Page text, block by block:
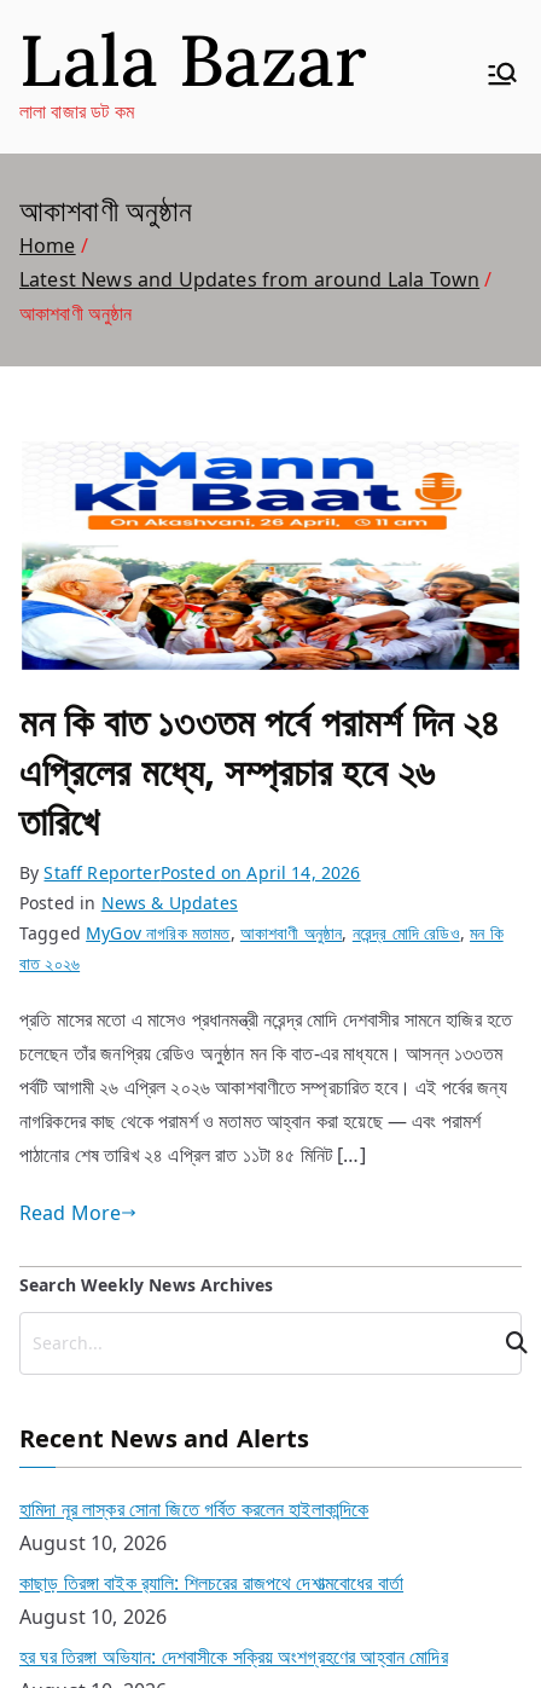
content
Lala Bazar
লালা বাজার ডট কম
আকাশবাণী অনুষ্ঠান
Home
Latest News and Updates from around Lala Town
আকাশবাণী অনুষ্ঠান
মন কি বাত ১৩৩তম পর্বে পরামর্শ দিন ২৪
এপ্রিলের মধ্যে, সম্প্রচার হবে ২৬
তারিখে
ByStaff ReporterPosted onApril 14, 2026
Posted in News & Updates
Tagged MyGov নাগরিক মতামত, আকাশবাণী অনুষ্ঠান, নরেন্দ্র মোদি রেডিও,মন কি
বাত ২০২৬
প্রতি মাসের মতো এ মাসেও প্রধানমন্ত্রী নরেন্দ্র মোদি দেশবাসীর সামনে হাজির হতে
চলেছেন তাঁর জনপ্রিয় রেডিও অনুষ্ঠান মন কি বাত-এর মাধ্যমে। আসন্ন ১৩৩তম
পর্বটি আগামী ২৬ এপ্রিল ২০২৬ আকাশবাণীতে সম্প্রচারিত হবে। এই পর্বের জন্য
নাগরিকদের কাছ থেকে পরামর্শ ও মতামত আহ্বান করা হয়েছে — এবং পরামর্শ
পাঠানোর শেষ তারিখ ২৪ এপ্রিল রাত ১১টা ৪৫ মিনিট […]
Read More
Search Weekly News Archives
Recent News and Alerts
হামিদা নূর লাস্কর সোনা জিতে গর্বিত করলেন হাইলাকান্দিকে
August 10, 2026
কাছাড় তিরঙ্গা বাইক র‍্যালি: শিলচরের রাজপথে দেশাত্মবোধের বার্তা
August 10, 2026
হর ঘর তিরঙ্গা অভিযান: দেশবাসীকে সক্রিয় অংশগ্রহণের আহ্বান মোদির